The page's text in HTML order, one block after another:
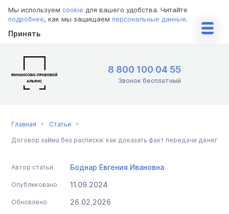
Мы используем cookie для вашего удобства. Читайте
подробнее, как мы защищаем персональные данные.
Принять
8 800 100 04 55
Звонок бесплатный
Главная Статьи
Договор займа без расписки: как доказать факт передачи денег
Автор статьи Боднар Евгения Ивановна
Опубликовано 11.09.2024
Обновлено 26.02.2026